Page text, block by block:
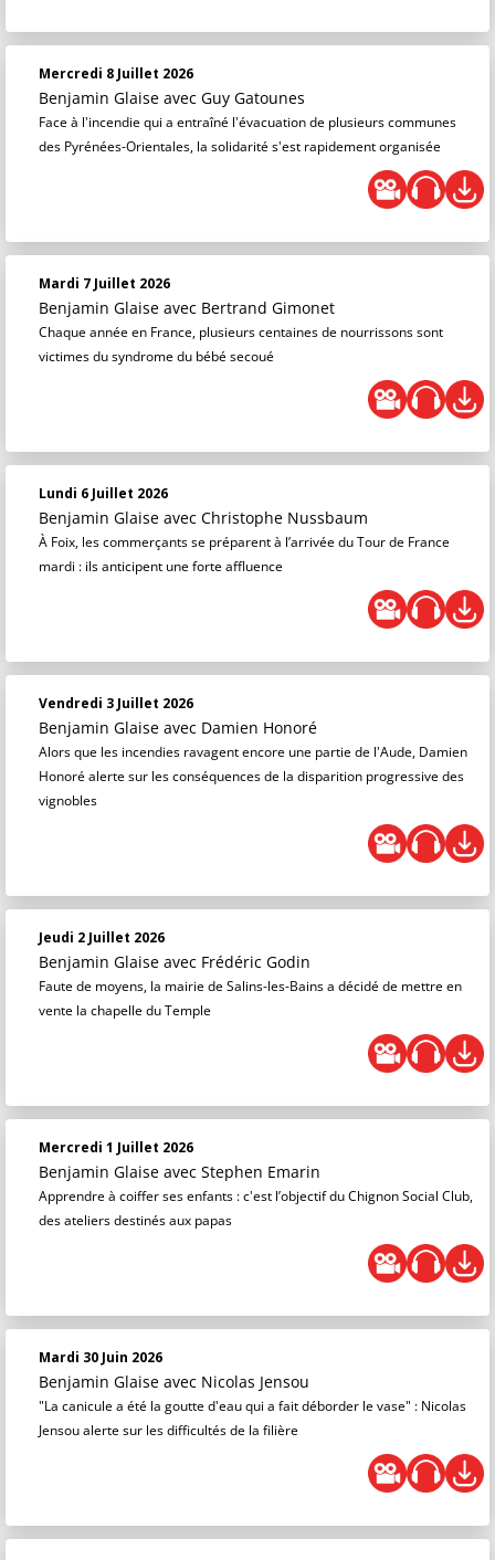
Mercredi 8 Juillet 2026
Benjamin Glaise avec Guy Gatounes
Face à l'incendie qui a entraîné l'évacuation de plusieurs communes
des Pyrénées-Orientales, la solidarité s'est rapidement organisée
Mardi 7 Juillet 2026
Benjamin Glaise avec Bertrand Gimonet
Chaque année en France, plusieurs centaines de nourrissons sont
victimes du syndrome du bébé secoué
Lundi 6 Juillet 2026
Benjamin Glaise avec Christophe Nussbaum
À Foix, les commerçants se préparent à l’arrivée du Tour de France
mardi : ils anticipent une forte affluence
Vendredi 3 Juillet 2026
Benjamin Glaise avec Damien Honoré
Alors que les incendies ravagent encore une partie de l'Aude, Damien
Honoré alerte sur les conséquences de la disparition progressive des
vignobles
Jeudi 2 Juillet 2026
Benjamin Glaise avec Frédéric Godin
Faute de moyens, la mairie de Salins-les-Bains a décidé de mettre en
vente la chapelle du Temple
Mercredi 1 Juillet 2026
Benjamin Glaise avec Stephen Emarin
Apprendre à coiffer ses enfants : c'est l’objectif du Chignon Social Club,
des ateliers destinés aux papas
Mardi 30 Juin 2026
Benjamin Glaise avec Nicolas Jensou
"La canicule a été la goutte d'eau qui a fait déborder le vase" : Nicolas
Jensou alerte sur les difficultés de la filière